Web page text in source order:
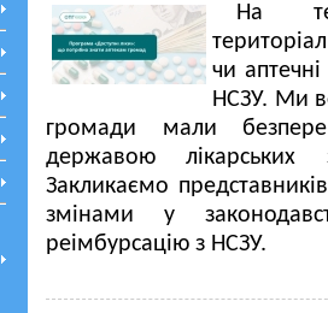
На
чи
НСЗУ. Ми
громади мали
державою
Закликаємо
змінами у
реімбурсацію з НСЗУ.